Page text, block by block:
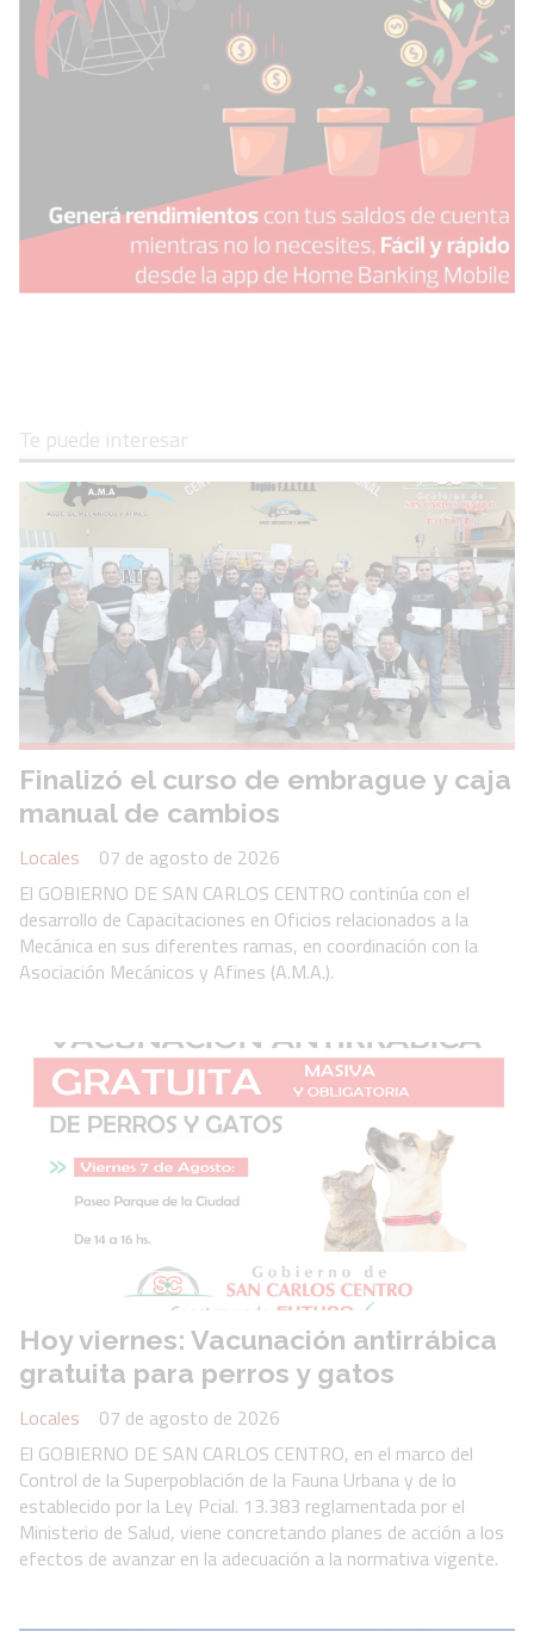
Te puede interesar
Finalizó el curso de embrague y caja
manual de cambios
Locales
07 de agosto de 2026
El GOBIERNO DE SAN CARLOS CENTRO continúa con el
desarrollo de Capacitaciones en Oficios relacionados a la
Mecánica en sus diferentes ramas, en coordinación con la
Asociación Mecánicos y Afines (A.M.A.).
Hoy viernes: Vacunación antirrábica
gratuita para perros y gatos
Locales
07 de agosto de 2026
El GOBIERNO DE SAN CARLOS CENTRO, en el marco del
Control de la Superpoblación de la Fauna Urbana y de lo
establecido por la Ley Pcial. 13.383 reglamentada por el
Ministerio de Salud, viene concretando planes de acción a los
efectos de avanzar en la adecuación a la normativa vigente.